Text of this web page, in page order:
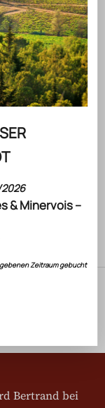
& Minervois –
Zeitraum gebucht
CONCERT
BON
WATER
Vom 30.
Bertrand bei